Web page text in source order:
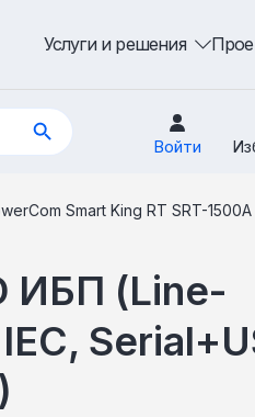
Услуги и решения
Войти
Smart King RT SRT-
ИБП (Line-